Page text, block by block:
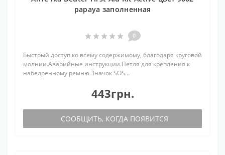
papaya заполненная
0
Быстрый доступ ко всему содержимому, благодаря круговой
молнии.Аварийные инструкции.Петля для крепления к
набедренному ремню.Значок SOS...
443грн.
СООБЩИТЬ, КОГДА ПОЯВИТСЯ